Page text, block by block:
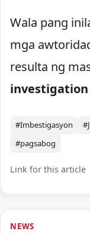
Wala pang
mga
resulta ng
investigation
#Imbestigasyon
#pagsabog
Link for this article
NEWS